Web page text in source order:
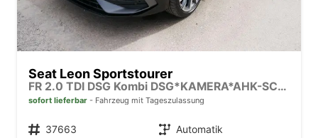
Seat Leon Sportstourer
FR 2.0 TDI DSG Kombi DSG*KAMERA*AHK-SCHWENKBAR*NAVI*TEMPOMAT*WINTERPAKET*
sofort lieferbar Fahrzeug mit Tageszulassung
Fahrzeugnr. 37663 Getriebe Automatik